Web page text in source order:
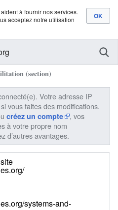
à fournir nos services.
acceptez notre utilisation
(section)
Votre adresse IP
vous faites des modifications.
créez un compte
, vos
à votre propre nom
d’autres avantages.